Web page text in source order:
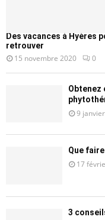
Des vacances à Hyères
retrouver
15 novembre 2020 0
Obtenez
9
Que
17
3